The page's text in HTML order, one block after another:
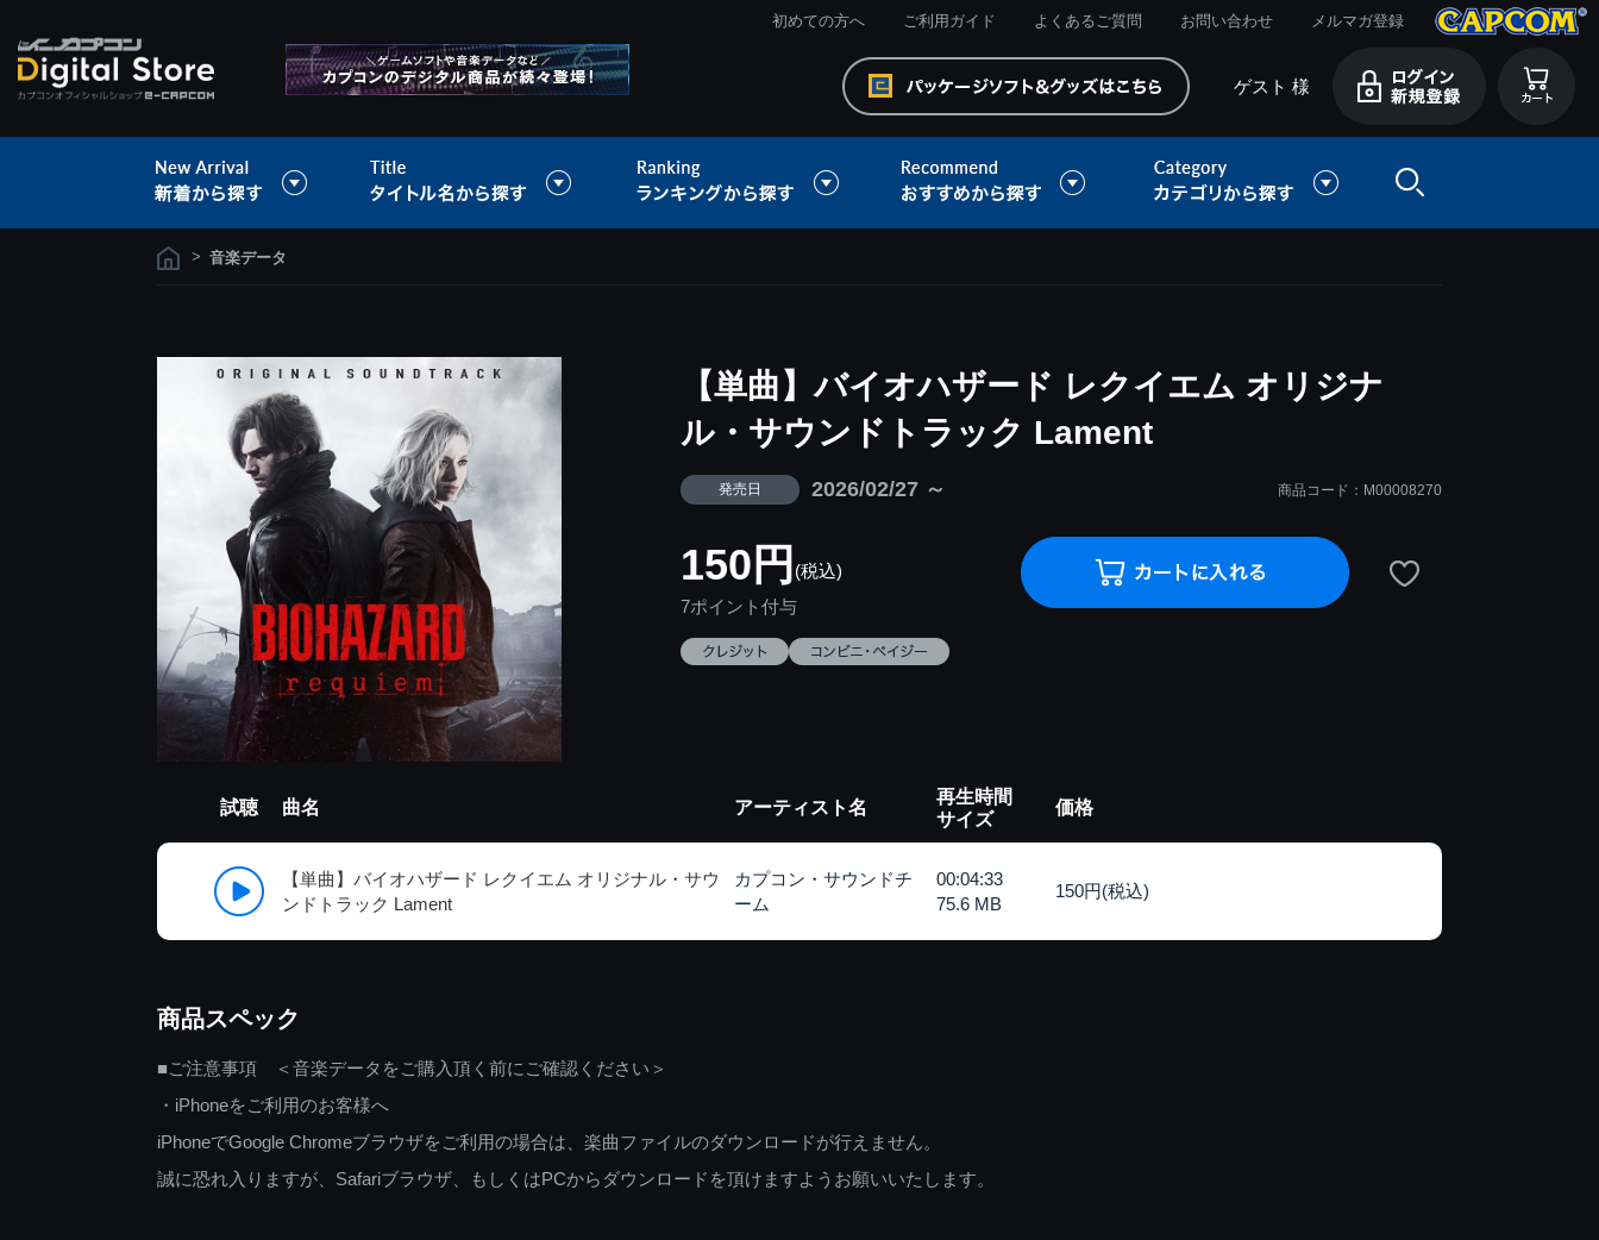
初めての方へ ご利用ガイド よくあるご質問 お問い合わせ メルマガ登録
ゲスト 様
> 音楽データ
【単曲】バイオハザード レクイエム オリジナ
ル・サウンドトラック Lament
発売日 2026/02/27 ～ 商品コード：M00008270
150円 (税込)
7ポイント付与
試聴 曲名 アーティスト名
再生時間
サイズ
価格
【単曲】バイオハザード レクイエム オリジナル・サウ
ンドトラック Lament
カプコン・サウンドチ
ーム
00:04:33
75.6 MB
150円(税込)
商品スペック
■ご注意事項 ＜音楽データをご購入頂く前にご確認ください＞
・iPhoneをご利用のお客様へ
iPhoneでGoogle Chromeブラウザをご利用の場合は、楽曲ファイルのダウンロードが行えません。
誠に恐れ入りますが、Safariブラウザ、もしくはPCからダウンロードを頂けますようお願いいたします。